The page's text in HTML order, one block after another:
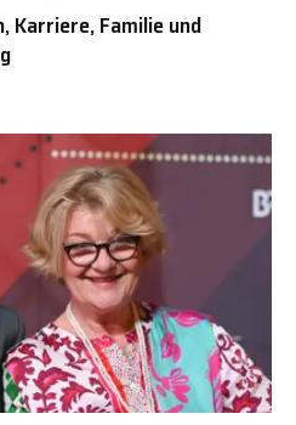
Karriere, Familie und